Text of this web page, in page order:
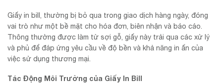
Giấy in bill, thường bị bỏ qua trong giao dịch hàng ngày, đóng
vai trò như một bề mặt cho hóa đơn, biên nhận và báo cáo.
Thông thường được làm từ sợi gỗ, giấy này trải qua các xử lý
và phủ để đáp ứng yêu cầu về độ bền và khả năng in ấn của
việc sử dụng thương mại.
Tác Động Môi Trường của Giấy In Bill